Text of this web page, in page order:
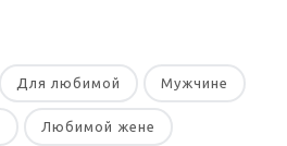
Для любимой Мужчине
Любимой жене